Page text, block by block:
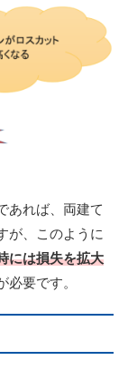
あれば、両建て
が、このように
には損失を拡大
必要です。